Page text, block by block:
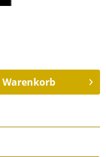
Warenkorb